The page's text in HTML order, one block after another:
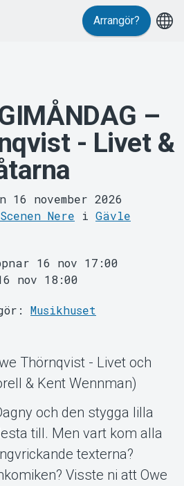
Arrangör?
–
- Livet &
16 november 2026
Nere i Gävle
16 nov 17:00
nov 18:00
Musikhuset
Thörnqvist - Livet och
& Kent Wennman)
och den stygga lilla
till. Men vart kom alla
texterna?
Visste ni att Owe